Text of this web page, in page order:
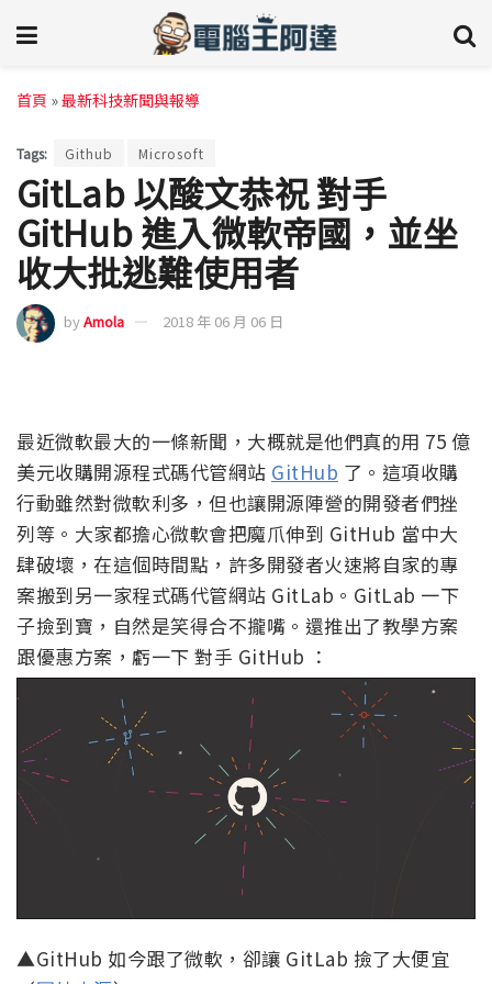
首頁 »最新科技新聞與報導
Tags: Github Microsoft
GitLab 以酸文恭祝 對手
GitHub 進入微軟帝國，並坐
收大批逃難使用者
byAmola 2018 年 06 月 06 日
最近微軟最大的一條新聞，大概就是他們真的用 75 億
美元收購開源程式碼代管網站 GitHub 了。這項收購
行動雖然對微軟利多，但也讓開源陣營的開發者們挫
列等。大家都擔心微軟會把魔爪伸到 GitHub 當中大
肆破壞，在這個時間點，許多開發者火速將自家的專
案搬到另一家程式碼代管網站 GitLab。GitLab 一下
子撿到寶，自然是笑得合不攏嘴。還推出了教學方案
跟優惠方案，虧一下 對手 GitHub ：
▲GitHub 如今跟了微軟，卻讓 GitLab 撿了大便宜